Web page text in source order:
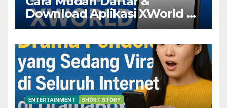
Download Aplikasi XWorld —
Dapatkan Keuntungannya
ENTERTAINMENT SHORT STORY